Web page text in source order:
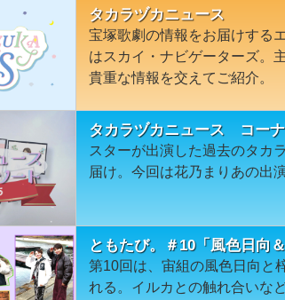
タカラヅカニュース
宝塚歌劇の情報をお届けする
はスカイ・ナビゲーターズ。
貴重な情報を交えてご紹介。
タカラヅカニュース コーナ
スターが出演した過去のタカ
届け。今回は花乃まりあの出
ともたび。＃10「風色日向
第10回は、宙組の風色日向と
れる。イルカとの触れ合いな